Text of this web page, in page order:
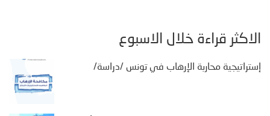
الأكثر قراءة خلال الأسبوع
إستراتيجية محاربة الإرهاب في تونس /دراسة/